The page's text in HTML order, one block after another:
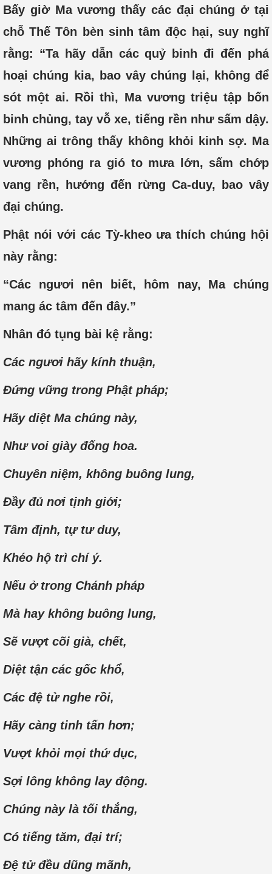
Bấy giờ Ma vương thấy các đại chúng ở tại
chỗ Thế Tôn bèn sinh tâm độc hại, suy nghĩ
rằng: “Ta hãy dẫn các quỷ binh đi đến phá
hoại chúng kia, bao vây chúng lại, không để
sót một ai. Rồi thì, Ma vương triệu tập bốn
binh chủng, tay vỗ xe, tiếng rền như sấm dậy.
Những ai trông thấy không khỏi kinh sợ. Ma
vương phóng ra gió to mưa lớn, sấm chớp
vang rền, hướng đến rừng Ca-duy, bao vây
đại chúng.
Phật nói với các Tỳ-kheo ưa thích chúng hội
này rằng:
“Các ngươi nên biết, hôm nay, Ma chúng
mang ác tâm đến đây.”
Nhân đó tụng bài kệ rằng:
Các ngươi hãy kính thuận,
Đứng vững trong Phật pháp;
Hãy diệt Ma chúng này,
Như voi giày đống hoa.
Chuyên niệm, không buông lung,
Đầy đủ nơi tịnh giới;
Tâm định, tự tư duy,
Khéo hộ trì chí ý.
Nếu ở trong Chánh pháp
Mà hay không buông lung,
Sẽ vượt cõi già, chết,
Diệt tận các gốc khổ,
Các đệ tử nghe rồi,
Hãy càng tinh tấn hơn;
Vượt khỏi mọi thứ dục,
Sợi lông không lay động.
Chúng này là tối thắng,
Có tiếng tăm, đại trí;
Đệ tử đều dũng mãnh,